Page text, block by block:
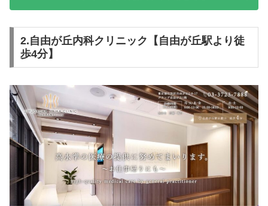
2.自由が丘内科クリニック【自由が丘駅より徒
歩4分】